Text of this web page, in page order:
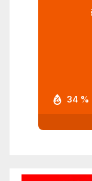
34 %